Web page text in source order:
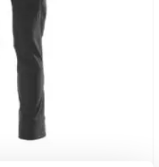
årstiden. Praktiska
material och en
enklare samtidigt som
får du ökad
och plagg som klarar